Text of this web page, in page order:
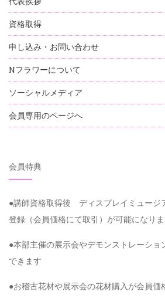
資格取得
申し込み・お問い合わせ
Nフラワーについて
ソーシャルメディア
会員専用のページへ
会員特典
●講師資格取得後 ディスプレイミュージ
登録（会員価格にて取引）が可能になりま
●本部主催の展示会やデモンストレーショ
できます
●お稽古花材や展示会の花材購入が会員価